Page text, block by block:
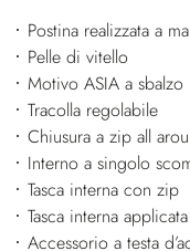
Postina realizzata a
Pelle di vitello
Motivo ASIA a sbalzo
Tracolla regolabile
Chiusura a zip all
Interno a singolo
Tasca interna con zip
Tasca interna applicata
Accessorio a testa